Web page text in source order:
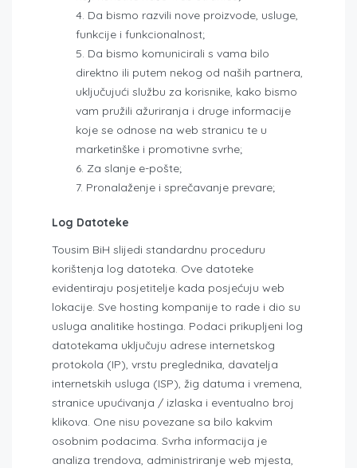
Da bismo razvili nove proizvode, usluge,
funkcije i funkcionalnost;
Da bismo komunicirali s vama bilo
direktno ili putem nekog od naših partnera,
uključujući službu za korisnike, kako bismo
vam pružili ažuriranja i druge informacije
koje se odnose na web stranicu te u
marketinške i promotivne svrhe;
Za slanje e-pošte;
Pronalaženje i sprečavanje prevare;
Log Datoteke
Tousim BiH slijedi standardnu ​​proceduru
korištenja log datoteka. Ove datoteke
evidentiraju posjetitelje kada posjećuju web
lokacije. Sve hosting kompanije to rade i dio su
usluga analitike hostinga. Podaci prikupljeni log
datotekama uključuju adrese internetskog
protokola (IP), vrstu preglednika, davatelja
internetskih usluga (ISP), žig datuma i vremena,
stranice upućivanja / izlaska i eventualno broj
klikova. One nisu povezane sa bilo kakvim
osobnim podacima. Svrha informacija je
analiza trendova, administriranje web mjesta,